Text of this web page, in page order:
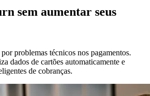
sem aumentar seus
problemas técnicos nos pagamentos.
dados de cartões automaticamente e
de cobranças.